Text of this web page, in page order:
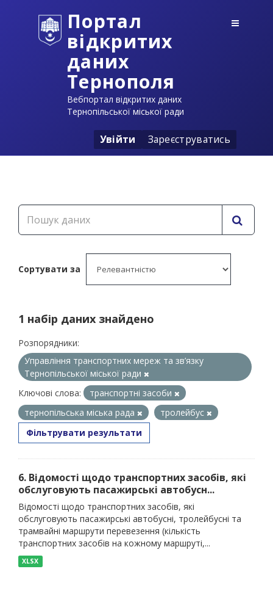
Портал
відкритих
даних
Тернополя
Вебпортал відкритих даних
Тернопільської міської ради
Увійти Зареєструватись
Сортувати за
1 набір даних знайдено
Розпорядники:
Управління транспортних мереж та зв’язку
Тернопільської міської ради
Ключові слова:
транспортні засоби
тернопільська міська рада
тролейбус
Фільтрувати результати
6. Відомості щодо транспортних засобів, які
обслуговують пасажирські автобусн...
Відомості щодо транспортних засобів, які
обслуговують пасажирські автобусні, тролейбусні та
трамвайні маршрути перевезення (кількість
транспортних засобів на кожному маршруті,...
XLSX